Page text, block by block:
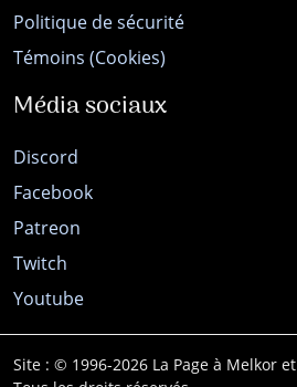
Politique de sécurité
Témoins (Cookies)
Média sociaux
Discord
Facebook
Patreon
Twitch
Youtube
Site : © 1996-2026 La Page à Melkor et